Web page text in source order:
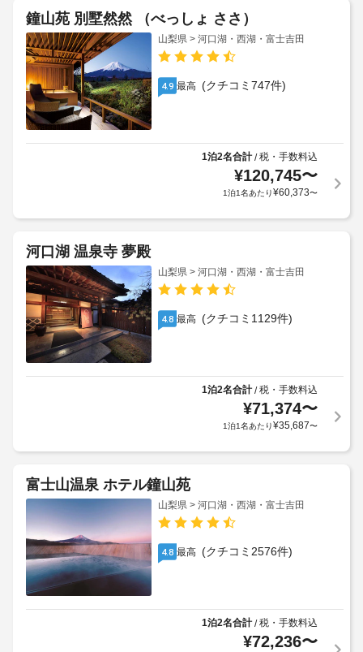
鐘山苑 別墅然然 （べっしょ ささ）
山梨県 > 河口湖・西湖・富士吉田
4.9 最高 (クチコミ747件)
1泊2名合計/税・手数料込
¥120,745〜
1泊1名あたり¥60,373〜
河口湖 温泉寺 夢殿
山梨県 > 河口湖・西湖・富士吉田
4.8 最高 (クチコミ1129件)
1泊2名合計/税・手数料込
¥71,374〜
1泊1名あたり¥35,687〜
富士山温泉 ホテル鐘山苑
山梨県 > 河口湖・西湖・富士吉田
4.8 最高 (クチコミ2576件)
1泊2名合計/税・手数料込
¥72,236〜